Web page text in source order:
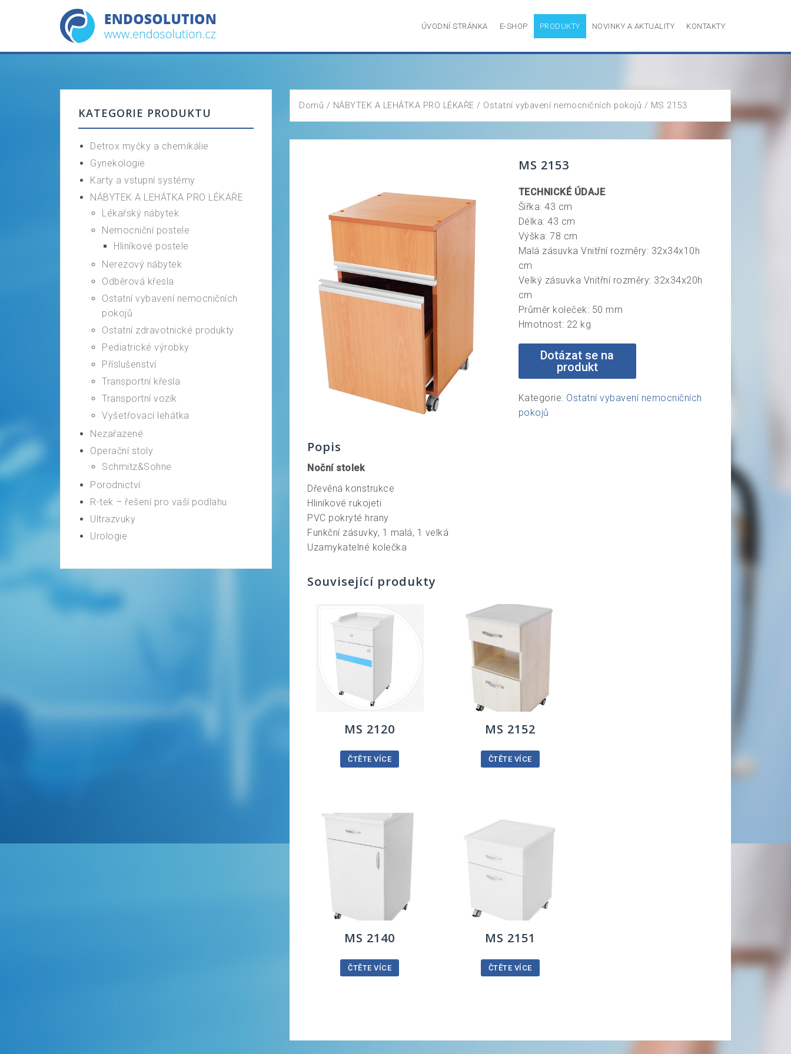
ÚVODNÍ STRÁNKA E-SHOP PRODUKTY NOVINKY A AKTUALITY KONTAKTY
Domů / NÁBYTEK A LEHÁTKA PRO LÉKAŘE / Ostatní vybavení nemocničních pokojů / MS 2153
MS 2153
TECHNICKÉ ÚDAJE
Šířka: 43 cm
Délka: 43 cm
Výška: 78 cm
Malá zásuvka Vnitřní rozměry: 32x34x10h
cm
Velký zásuvka Vnitřní rozměry: 32x34x20h
cm
Průměr koleček: 50 mm
Hmotnost: 22 kg
Kategorie: Ostatní vybavení nemocničních
pokojů
Popis
Noční stolek
Dřevěná konstrukce
Hliníkové rukojeti
PVC pokryté hrany
Funkční zásuvky, 1 malá, 1 velká
Uzamykatelné kolečka
Související produkty
MS 2120
ČTĚTE VÍCE
MS 2152
ČTĚTE VÍCE
MS 2140
ČTĚTE VÍCE
MS 2151
ČTĚTE VÍCE
KATEGORIE PRODUKTU
Detrox myčky a chemikálie
Gynekologie
Karty a vstupní systémy
NÁBYTEK A LEHÁTKA PRO LÉKAŘE
Lékařský nábytek
Nemocniční postele
Hliníkové postele
Nerezový nábytek
Odběrová křesla
Ostatní vybavení nemocničních
pokojů
Ostatní zdravotnické produkty
Pediatrické výrobky
Příslušenství
Transportní křesla
Transportní vozík
Vyšetřovací lehátka
Nezařazené
Operační stoly
Schmitz&Sohne
Porodnictví
R-tek – řešení pro vaší podlahu
Ultrazvuky
Urologie